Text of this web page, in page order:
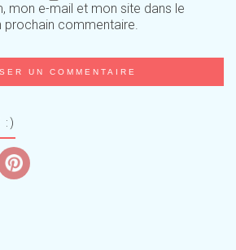
mon e-mail et mon site dans le
prochain commentaire.
:)